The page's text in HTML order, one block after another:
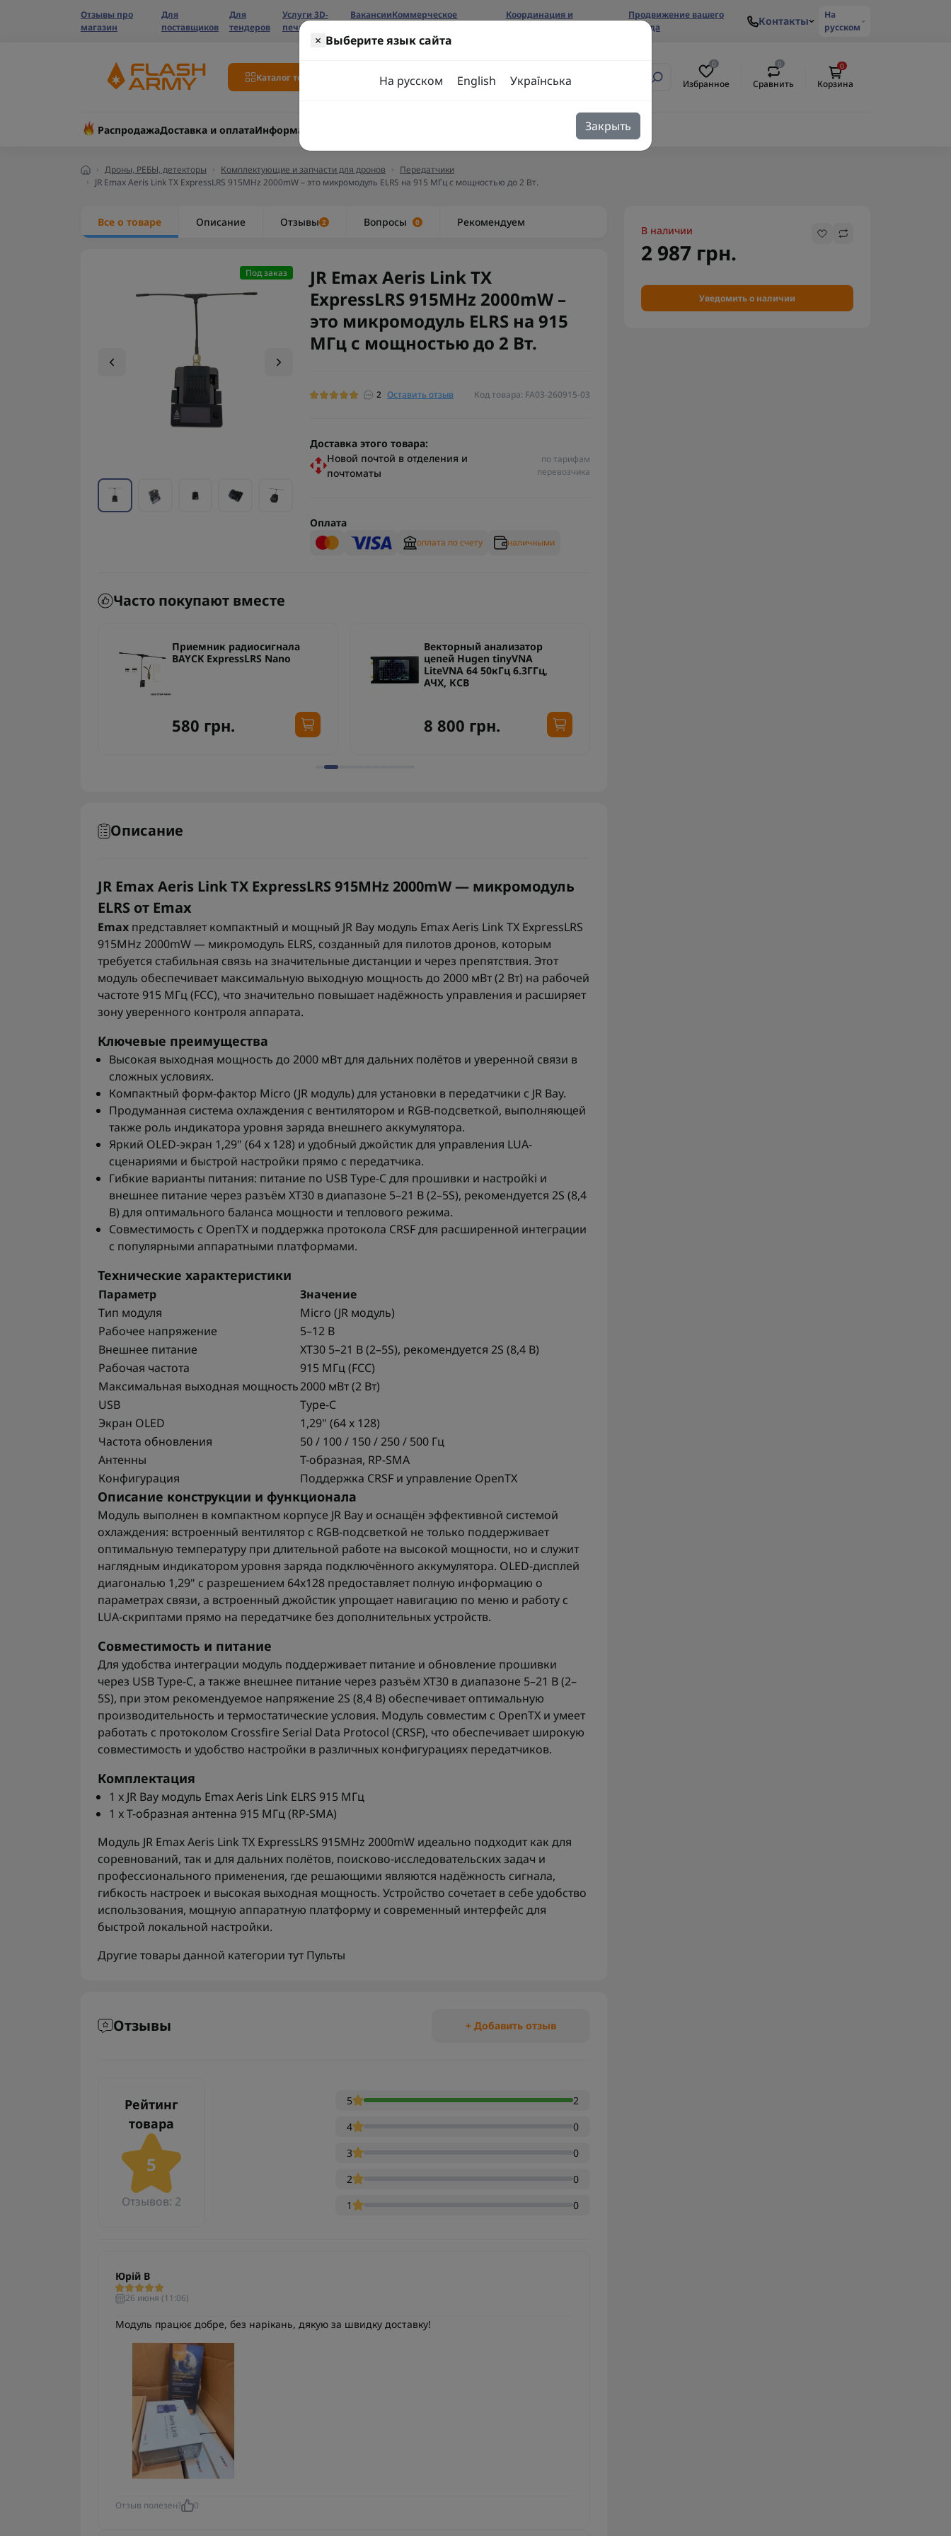
Отзывы про
магазин
Для
поставщиков
Для
тендеров
Услуги 3D-
печати
ВакансииКоммерческое
Координация и
Продвижение вашего
бренда
Контакты
На
русском
Каталог товаров
0
Избранное
0
Сравнить
0
Корзина
РаспродажаДоставка и оплатаИнформация
Дроны, РЕБЫ, детекторы Комплектующие и запчасти для дронов
Передатчики
JR Emax Aeris Link TX ExpressLRS 915MHz 2000mW – это микромодуль ELRS на 915 МГц с мощностью до 2 Вт.
× Выберите язык сайта
На русском English Українська
Закрыть
Все о товаре Описание Отзывы 2 Вопросы 0 Рекомендуем
Под заказ
JR Emax Aeris Link TX
ExpressLRS 915MHz 2000mW –
это микромодуль ELRS на 915
МГц с мощностью до 2 Вт.
2 Оставить отзыв Код товара: FA03-260915-03
В наличии
2 987 грн.
Уведомить о наличии
Доставка этого товара:
Новой почтой в отделения и
почтоматы
по тарифам
перевозчика
Оплата
оплата по счету наличными
Часто покупают вместе
Приемник радиосигнала
BAYCK ExpressLRS Nano
580 грн.
Векторный анализатор
цепей Hugen tinyVNA
LiteVNA 64 50кГц 6.3ГГц,
АЧХ, КСВ
8 800 грн.
Описание
JR Emax Aeris Link TX ExpressLRS 915MHz 2000mW — микромодуль
ELRS от Emax
Emax представляет компактный и мощный JR Bay модуль Emax Aeris Link TX ExpressLRS
915MHz 2000mW — микромодуль ELRS, созданный для пилотов дронов, которым
требуется стабильная связь на значительные дистанции и через препятствия. Этот
модуль обеспечивает максимальную выходную мощность до 2000 мВт (2 Вт) на рабочей
частоте 915 МГц (FCC), что значительно повышает надёжность управления и расширяет
зону уверенного контроля аппарата.
Ключевые преимущества
Высокая выходная мощность до 2000 мВт для дальних полётов и уверенной связи в
сложных условиях.
Компактный форм-фактор Micro (JR модуль) для установки в передатчики с JR Bay.
Продуманная система охлаждения с вентилятором и RGB-подсветкой, выполняющей
также роль индикатора уровня заряда внешнего аккумулятора.
Яркий OLED-экран 1,29" (64 x 128) и удобный джойстик для управления LUA-
сценариями и быстрой настройки прямо с передатчика.
Гибкие варианты питания: питание по USB Type-C для прошивки и настройki и
внешнее питание через разъём XT30 в диапазоне 5–21 В (2–5S), рекомендуется 2S (8,4
В) для оптимального баланса мощности и теплового режима.
Совместимость с OpenTX и поддержка протокола CRSF для расширенной интеграции
с популярными аппаратными платформами.
Технические характеристики
Параметр
Значение
Тип модуля
Micro (JR модуль)
Рабочее напряжение
5–12 В
Внешнее питание
XT30 5–21 В (2–5S), рекомендуется 2S (8,4 В)
Рабочая частота
915 МГц (FCC)
Максимальная выходная мощность2000 мВт (2 Вт)
USB
Type-C
Экран OLED
1,29" (64 x 128)
Частота обновления
50 / 100 / 150 / 250 / 500 Гц
Антенны
Т-образная, RP-SMA
Конфигурация
Поддержка CRSF и управление OpenTX
Описание конструкции и функционала
Модуль выполнен в компактном корпусе JR Bay и оснащён эффективной системой
охлаждения: встроенный вентилятор с RGB-подсветкой не только поддерживает
оптимальную температуру при длительной работе на высокой мощности, но и служит
наглядным индикатором уровня заряда подключённого аккумулятора. OLED-дисплей
диагональю 1,29" с разрешением 64x128 предоставляет полную информацию о
параметрах связи, а встроенный джойстик упрощает навигацию по меню и работу с
LUA-скриптами прямо на передатчике без дополнительных устройств.
Совместимость и питание
Для удобства интеграции модуль поддерживает питание и обновление прошивки
через USB Type-C, а также внешнее питание через разъём XT30 в диапазоне 5–21 В (2–
5S), при этом рекомендуемое напряжение 2S (8,4 В) обеспечивает оптимальную
производительность и термостатические условия. Модуль совместим с OpenTX и умеет
работать с протоколом Crossfire Serial Data Protocol (CRSF), что обеспечивает широкую
совместимость и удобство настройки в различных конфигурациях передатчиков.
Комплектация
1 x JR Bay модуль Emax Aeris Link ELRS 915 МГц
1 x Т-образная антенна 915 МГц (RP-SMA)
Модуль JR Emax Aeris Link TX ExpressLRS 915MHz 2000mW идеально подходит как для
соревнований, так и для дальних полётов, поисково-исследовательских задач и
профессионального применения, где решающими являются надёжность сигнала,
гибкость настроек и высокая выходная мощность. Устройство сочетает в себе удобство
использования, мощную аппаратную платформу и современный интерфейс для
быстрой локальной настройки.
Другие товары данной категории тут Пульты
Отзывы + Добавить отзыв
Рейтинг
товара
5
Отзывов: 2
5
2
4
0
3
0
2
0
1
0
Юрій В
26 июня (11:06)
Модуль працює добре, без нарікань, дякую за швидку доставку!
Отзыв полезен? 0